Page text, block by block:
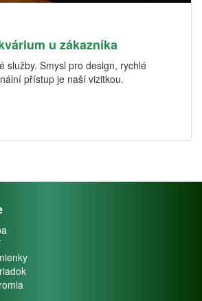
u zákazníka
služby. Smysl pro design, rychlé
přístup je naší vizitkou.